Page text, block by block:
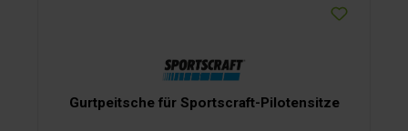
Gurtpeitsche für Sportscraft-Pilotensitze